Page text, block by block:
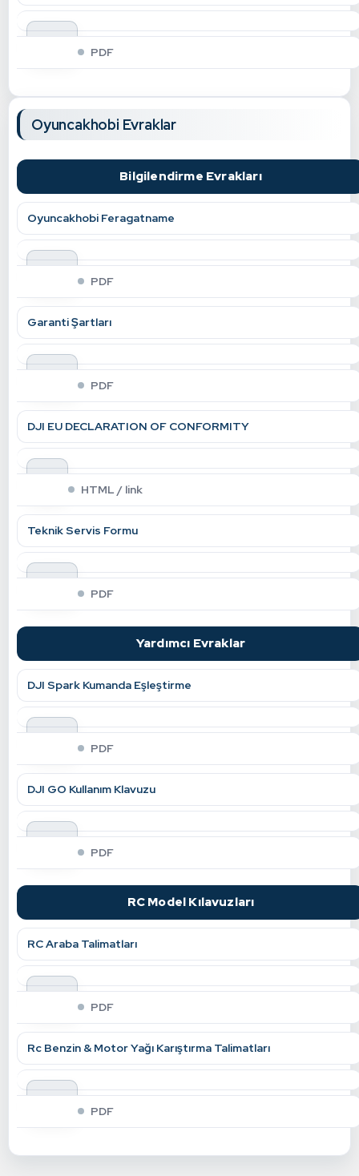
indir
PDF
Oyuncakhobi Evraklar
Bilgilendirme Evrakları
Oyuncakhobi Feragatname
indir
PDF
Garanti Şartları
indir
PDF
DJI EU DECLARATION OF CONFORMITY
git
HTML / link
Teknik Servis Formu
indir
PDF
Yardımcı Evraklar
DJI Spark Kumanda Eşleştirme
indir
PDF
DJI GO Kullanım Klavuzu
indir
PDF
RC Model Kılavuzları
RC Araba Talimatları
indir
PDF
Rc Benzin & Motor Yağı Karıştırma Talimatları
indir
PDF